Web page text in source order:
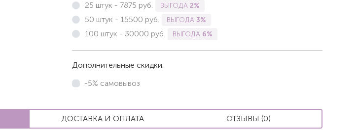
25 штук - 7875 руб. ВЫГОДА 2%
50 штук - 15500 руб. ВЫГОДА 3%
100 штук - 30000 руб. ВЫГОДА 6%
Дополнительные скидки:
-5% самовывоз
ДОСТАВКА И ОПЛАТА ОТЗЫВЫ (0)